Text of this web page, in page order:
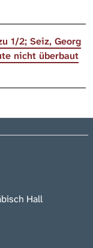
1/2; Seiz, Georg
nicht überbaut
Hall